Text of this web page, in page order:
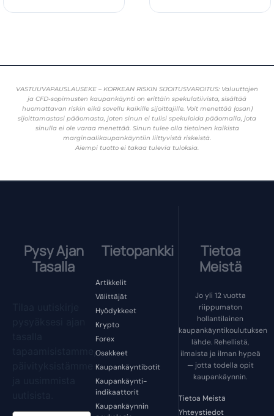
VASTUUVAPAUSLAUSEKE – KORKEAN RISKIN SIJOITUSVAROITUS: Valuuttojen
ja CFD-sopimusten kaupankäynti on erittäin spekulatiivista, sisältää
huomattavan riskin eikä sovellu kaikille sijoittajille. Voit menettää (osan)
sijoittamastasi pääomasta, joten sinun ei tulisi spekuloida pääomalla, jota
sinulla ei ole varaa menettää. Sinun tulee olla tietoinen kaikista
marginaalikaupankäyntiin liittyvistä riskeistä.
Aiempi tuotto ei takaa tulevia tuloksia.
Pysy Ajan
Tasalla
tapaamisistamme,
Tietopankki
Artikkelit
Välittäjät
Hyödykkeet
Krypto
Forex
Osakkeet
Kaupankäyntibotit
Kaupankäynti-
indikaattorit
Kaupankäynnin
Tietoa
Meistä
Jo yli 12 vuotta
riippumaton
hollantilainen
kaupankäyntikoulutuksen
lähde. Rehellistä,
ilmaista ja ilman hypeä
— jotta todella opit
kaupankäynnin.
Tietoa Meistä
Yhteystiedot